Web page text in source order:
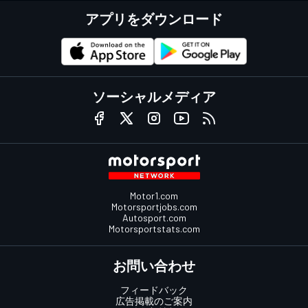
アプリをダウンロード
ソーシャルメディア
Motor1.com
Motorsportjobs.com
Autosport.com
Motorsportstats.com
お問い合わせ
フィードバック
広告掲載のご案内